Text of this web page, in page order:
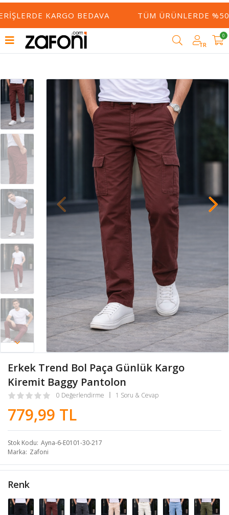
KARGO BEDAVA TÜM ÜRÜNLERDE %50
TR
0
Erkek Trend Bol Paça Günlük Kargo
Kiremit Baggy Pantolon
0 Değerlendirme 1 Soru & Cevap
779,99 TL
Stok Kodu Ayna-6-E0101-30-217
Marka Zafoni
Renk